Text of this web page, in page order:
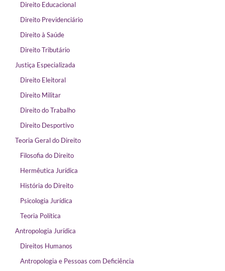
Direito Educacional
Direito Previdenciário
Direito à Saúde
Direito Tributário
Justiça Especializada
Direito Eleitoral
Direito Militar
Direito do Trabalho
Direito Desportivo
Teoria Geral do Direito
Filosofia do Direito
Hermêutica Jurídica
História do Direito
Psicologia Jurídica
Teoria Política
Antropologia Jurídica
Direitos Humanos
Antropologia e Pessoas com Deficiência